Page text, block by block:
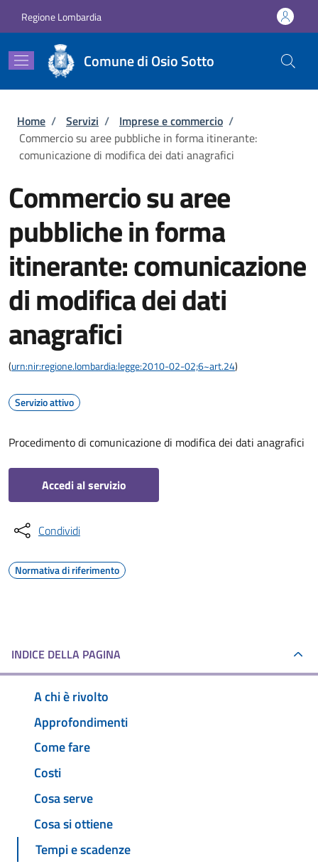
Regione Lombardia
Comune di Osio Sotto
Briciole di pane
Home / Servizi / Imprese e commercio /
Commercio su aree pubbliche in forma itinerante:
comunicazione di modifica dei dati anagrafici
Commercio su aree
pubbliche in forma
itinerante: comunicazione
di modifica dei dati
anagrafici
(urn:nir:regione.lombardia:legge:2010-02-02;6~art.24)
Servizio attivo
Procedimento di comunicazione di modifica dei dati anagrafici
Accedi al servizio
Condividi
Normativa di riferimento
INDICE DELLA PAGINA
A chi è rivolto
Approfondimenti
Come fare
Costi
Cosa serve
Cosa si ottiene
Tempi e scadenze